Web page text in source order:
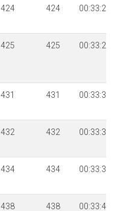
424 424 00:33:23
425 425 00:33:24
431 431 00:33:36
432 432 00:33:37
434 434 00:33:38
438 438 00:33:44